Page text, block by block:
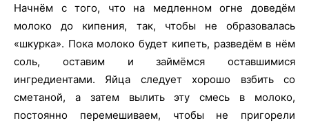
Начнём с того, что на медленном огне доведём
молоко до кипения, так, чтобы не образовалась
«шкурка». Пока молоко будет кипеть, разведём в нём
соль, оставим и займёмся оставшимися
ингредиентами. Яйца следует хорошо взбить со
сметаной, а затем вылить эту смесь в молоко,
постоянно перемешиваем, чтобы не пригорели